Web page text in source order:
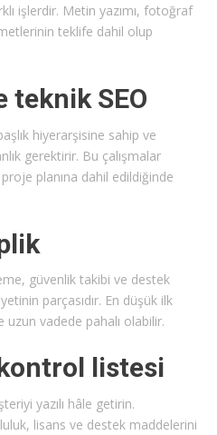
işlerdir. Metin yazımı, fotoğraf
teklife dahil olup
teknik SEO
hiyerarşisine sahip ve
gerektirir. Bu çalışmalar
planına dahil edildiğinde
güvenlik takibi ve destek
parçasıdır. En düşük ilk
uzun vadede pahalı olabilir.
listesi
yazılı hâle getirin.
lisans ve destek maddelerini